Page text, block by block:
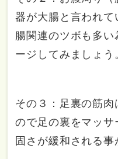
器が大腸と言われ
腸関連のツボも多
ージしてみましょう
その３：足裏の筋
ので足の裏をマッ
固さが緩和される事